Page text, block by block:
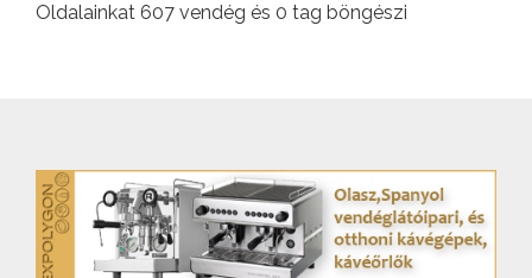
Oldalainkat 607 vendég és 0 tag böngészi